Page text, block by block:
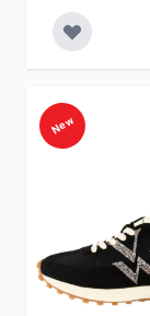
New